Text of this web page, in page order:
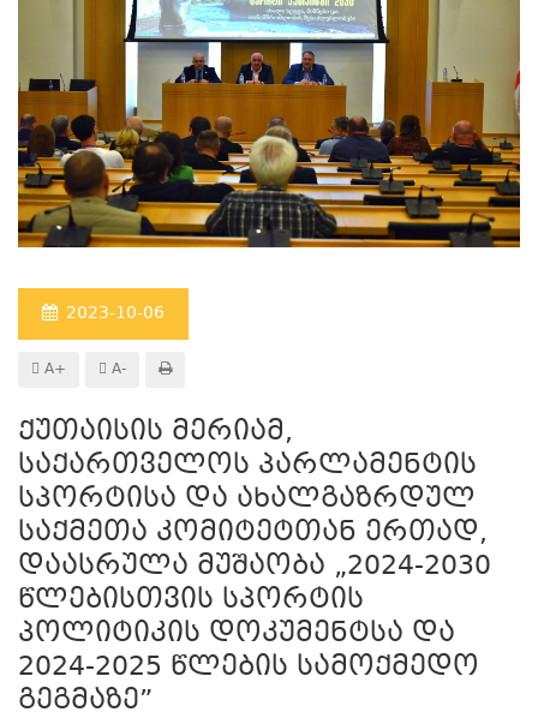
2023-10-06
A+ A-
ქუთაისის მერიამ,
საქართველოს პარლამენტის
სპორტისა და ახალგაზრდულ
საქმეთა კომიტეტთან ერთად,
დაასრულა მუშაობა „2024-2030
წლებისთვის სპორტის
პოლიტიკის დოკუმენტსა და
2024-2025 წლების სამოქმედო
გეგმაზე”